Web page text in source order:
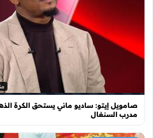
صامويل إيتو: ساديو ماني يستحق الكرة
مدرب السنغال